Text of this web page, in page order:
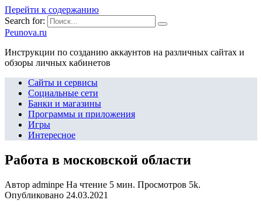
Перейти к содержанию
Search for:
Peunova.ru
Инструкции по созданию аккаунтов на различных сайтах и
обзоры личных кабинетов
Сайты и сервисы
Социальные сети
Банки и магазины
Программы и приложения
Игры
Интересное
Работа в московской области
Автор adminpe На чтение 5 мин. Просмотров 5k.
Опубликовано 24.03.2021